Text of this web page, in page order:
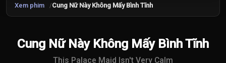
Xem phim Cung Nữ Này Không Mấy Bình Tĩnh
7.5
Cung Nữ Này Không Mấy Bình Tĩnh
This Palace Maid Isn't Very Calm